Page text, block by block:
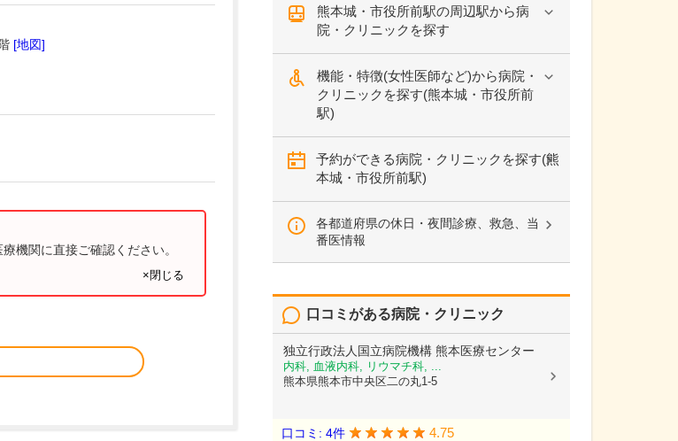
[地図]
機関に直接ご確認ください。
×閉じる
熊本城・市役所前駅の周辺駅から病
院・クリニックを探す
機能・特徴(女性医師など)から病院・
クリニックを探す(熊本城・市役所前
駅)
予約ができる病院・クリニックを探す(熊
本城・市役所前駅)
各都道府県の休日・夜間診療、救急、当
番医情報
口コミがある病院・クリニック
独立行政法人国立病院機構 熊本医療センター
内科, 血液内科, リウマチ科, ...
熊本県熊本市中央区二の丸1-5
口コミ: 4件 4.75